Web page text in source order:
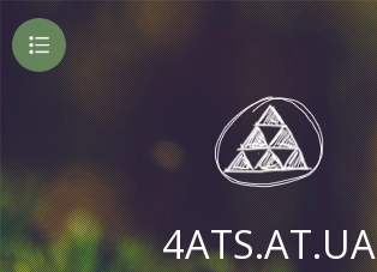
4ATS.AT.UA